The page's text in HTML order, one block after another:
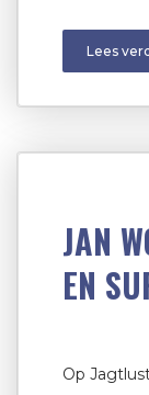
Lees
JAN
EN
Op